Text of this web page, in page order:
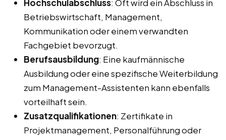
Hochschulabschluss: Oft wird ein Abschluss in
Betriebswirtschaft, Management,
Kommunikation oder einem verwandten
Fachgebiet bevorzugt.
Berufsausbildung: Eine kaufmännische
Ausbildung oder eine spezifische Weiterbildung
zum Management-Assistenten kann ebenfalls
vorteilhaft sein.
Zusatzqualifikationen: Zertifikate in
Projektmanagement, Personalführung oder